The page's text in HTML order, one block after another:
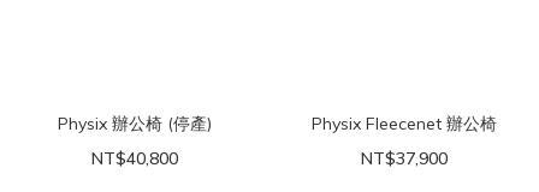
Physix 辦公椅 (停產)
NT$40,800
Physix Fleecenet 辦公椅
NT$37,900